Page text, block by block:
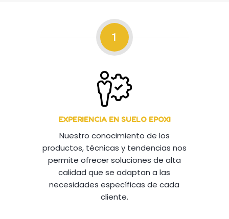
1
EXPERIENCIA EN SUELO EPOXI
Nuestro conocimiento de los
productos, técnicas y tendencias nos
permite ofrecer soluciones de alta
calidad que se adaptan a las
necesidades específicas de cada
cliente.